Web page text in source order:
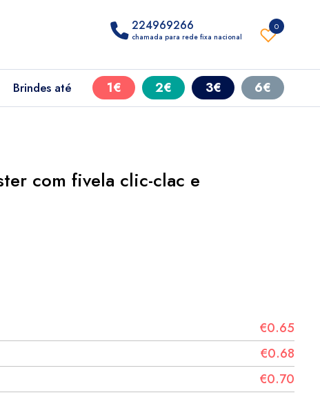
0
224969266
chamada para rede fixa nacional
Brindes até 1€ 2€ 3€ 6€
com fivela clic-clac e
€0.65
€0.68
€0.70